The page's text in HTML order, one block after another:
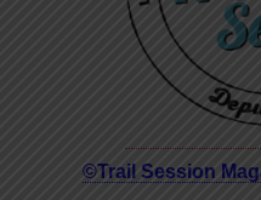
©Trail Session